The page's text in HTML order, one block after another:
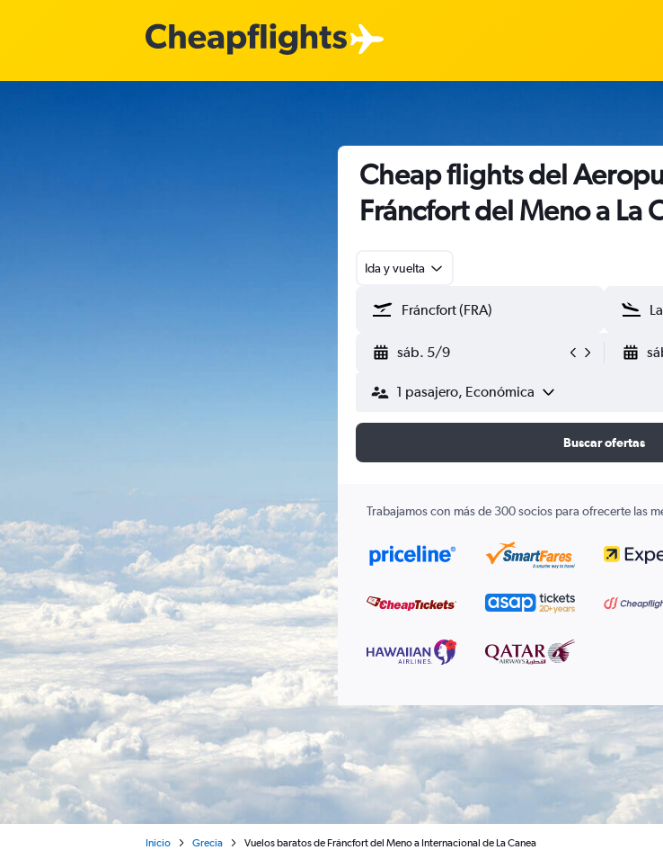
Cheap flights del
Fráncfort del Meno a La
Ida y vuelta
sáb. 5/9
1 pasajero, Económica
Buscar ofertas
Trabajamos con más de 300 socios para ofrecerte las
Inicio Grecia Vuelos baratos de Fráncfort del Meno a Internacional de La Canea